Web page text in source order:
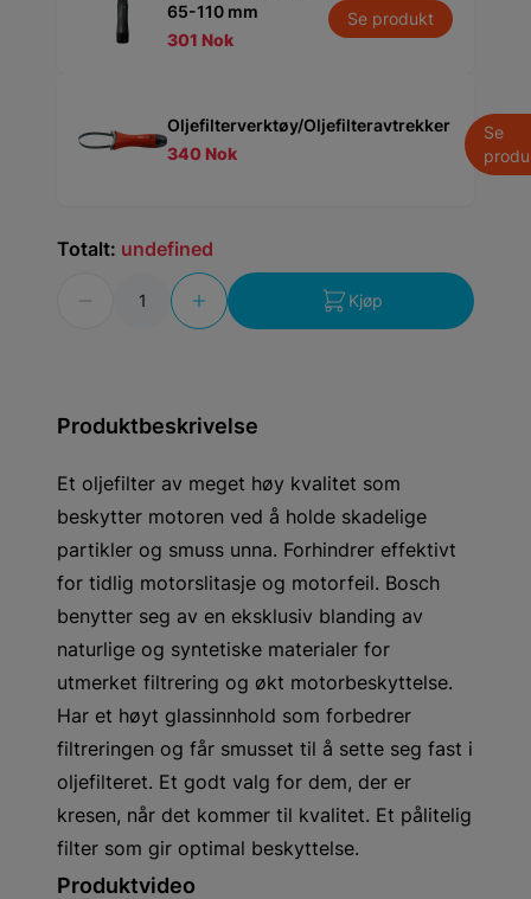
Totalt: undefined
Kjøp
65-110 mm
301 Nok
Se produkt
Oljefilterverktøy/Oljefilteravtrekker
340 Nok
Se
Produktbeskrivelse
Et oljefilter av meget høy kvalitet som
beskytter motoren ved å holde skadelige
partikler og smuss unna. Forhindrer effektivt
for tidlig motorslitasje og motorfeil. Bosch
benytter seg av en eksklusiv blanding av
naturlige og syntetiske materialer for
utmerket filtrering og økt motorbeskyttelse.
Har et høyt glassinnhold som forbedrer
filtreringen og får smusset til å sette seg fast i
oljefilteret. Et godt valg for dem, der er
kresen, når det kommer til kvalitet. Et pålitelig
filter som gir optimal beskyttelse.
Produktvideo